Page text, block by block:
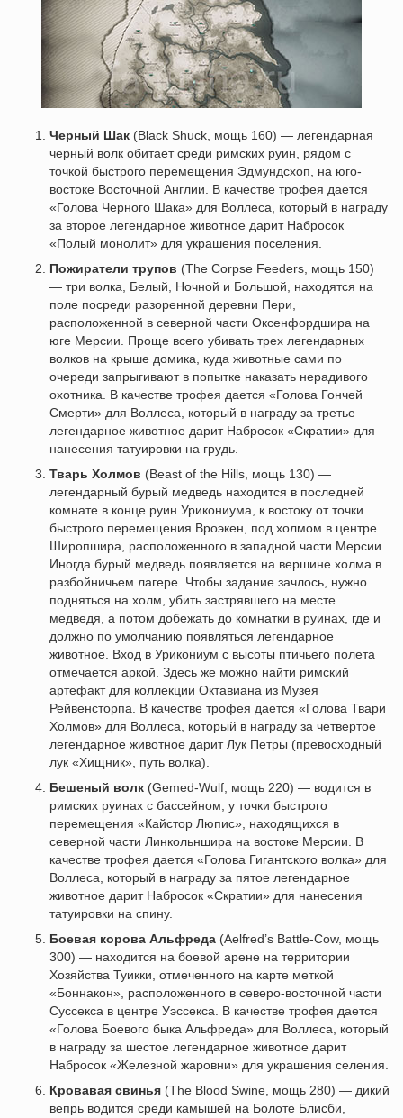
Черный Шак (Black Shuck, мощь 160) — легендарная
черный волк обитает среди римских руин, рядом с
точкой быстрого перемещения Эдмундсхоп, на юго-
востоке Восточной Англии. В качестве трофея дается
«Голова Черного Шака» для Воллеса, который в награду
за второе легендарное животное дарит Набросок
«Полый монолит» для украшения поселения.
Пожиратели трупов (The Corpse Feeders, мощь 150)
— три волка, Белый, Ночной и Большой, находятся на
поле посреди разоренной деревни Пери,
расположенной в северной части Оксенфордшира на
юге Мерсии. Проще всего убивать трех легендарных
волков на крыше домика, куда животные сами по
очереди запрыгивают в попытке наказать нерадивого
охотника. В качестве трофея дается «Голова Гончей
Смерти» для Воллеса, который в награду за третье
легендарное животное дарит Набросок «Скратии» для
нанесения татуировки на грудь.
Тварь Холмов (Beast of the Hills, мощь 130) —
легендарный бурый медведь находится в последней
комнате в конце руин Урикониума, к востоку от точки
быстрого перемещения Вроэкен, под холмом в центре
Широпшира, расположенного в западной части Мерсии.
Иногда бурый медведь появляется на вершине холма в
разбойничьем лагере. Чтобы задание зачлось, нужно
подняться на холм, убить застрявшего на месте
медведя, а потом добежать до комнатки в руинах, где и
должно по умолчанию появляться легендарное
животное. Вход в Урикониум с высоты птичьего полета
отмечается аркой. Здесь же можно найти римский
артефакт для коллекции Октавиана из Музея
Рейвенсторпа. В качестве трофея дается «Голова Твари
Холмов» для Воллеса, который в награду за четвертое
легендарное животное дарит Лук Петры (превосходный
лук «Хищник», путь волка).
Бешеный волк (Gemed-Wulf, мощь 220) — водится в
римских руинах с бассейном, у точки быстрого
перемещения «Кайстор Люпис», находящихся в
северной части Линкольншира на востоке Мерсии. В
качестве трофея дается «Голова Гигантского волка» для
Воллеса, который в награду за пятое легендарное
животное дарит Набросок «Скратии» для нанесения
татуировки на спину.
Боевая корова Альфреда (Aelfred’s Battle-Cow, мощь
300) — находится на боевой арене на территории
Хозяйства Туикки, отмеченного на карте меткой
«Боннакон», расположенного в северо-восточной части
Суссекса в центре Уэссекса. В качестве трофея дается
«Голова Боевого быка Альфреда» для Воллеса, который
в награду за шестое легендарное животное дарит
Набросок «Железной жаровни» для украшения селения.
Кровавая свинья (The Blood Swine, мощь 280) — дикий
вепрь водится среди камышей на Болоте Блисби,